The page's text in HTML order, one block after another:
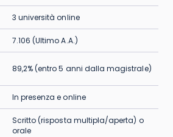
3 università online
7.106 (Ultimo A.A.)
89,2% (entro 5 anni dalla magistrale)
In presenza e online
Scritto (risposta multipla/aperta) o
orale